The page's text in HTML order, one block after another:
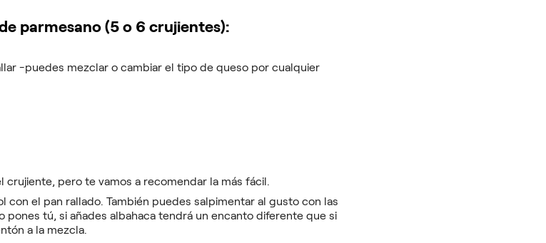
parmesano (5 o 6 crujientes):
-puedes mezclar o cambiar el tipo de queso por cualquier
crujiente, pero te vamos a recomendar la más fácil.
con el pan rallado. También puedes salpimentar al gusto con las
pones tú, si añades albahaca tendrá un encanto diferente que si
a la mezcla.